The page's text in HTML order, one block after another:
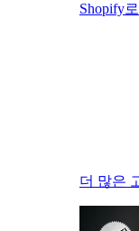
Shopify
더 많은